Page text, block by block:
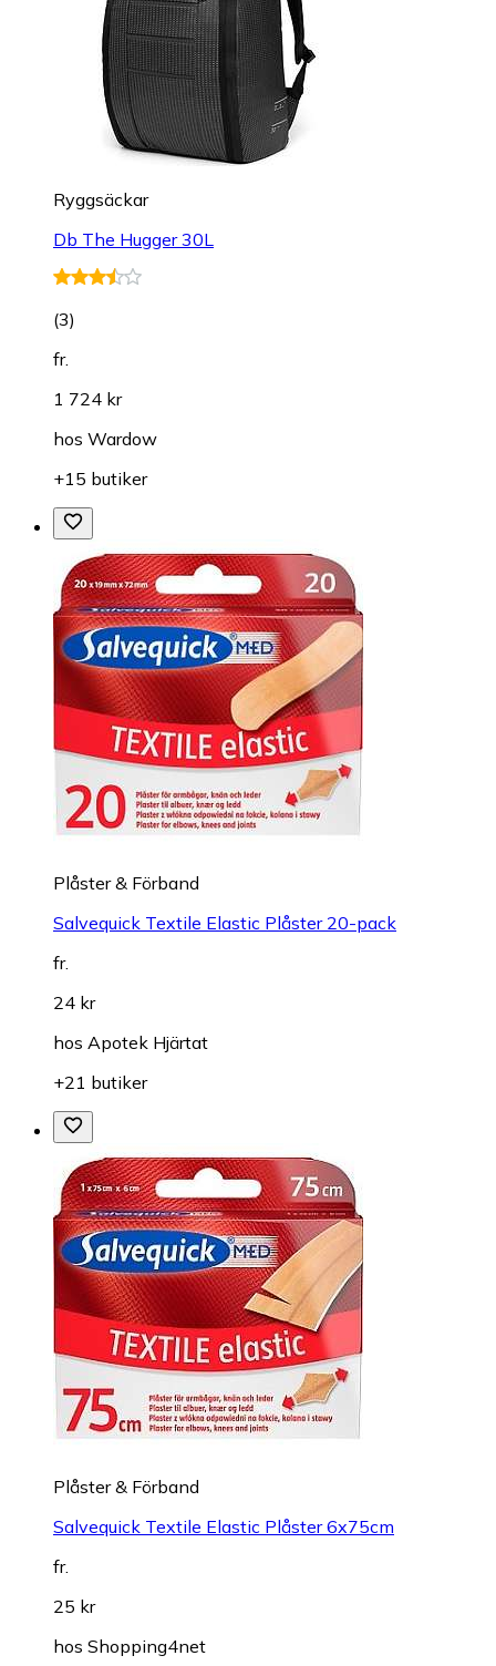
Ryggsäckar
Db The Hugger 30L
(3)
fr.
1 724 kr
hos Wardow
+15 butiker
Plåster & Förband
Salvequick Textile Elastic Plåster 20-pack
fr.
24 kr
hos Apotek Hjärtat
+21 butiker
Plåster & Förband
Salvequick Textile Elastic Plåster 6x75cm
fr.
25 kr
hos Shopping4net